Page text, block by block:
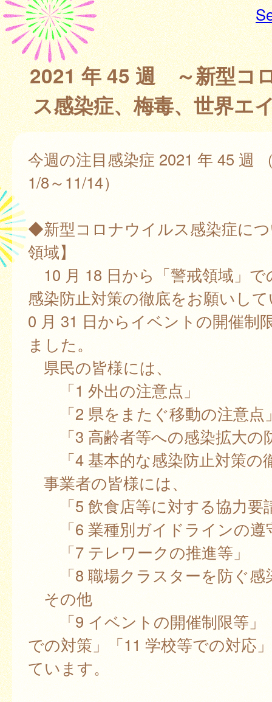
2021 年 45 週 ～新型コ
ス感染症、梅毒、世界エ
今週の注目感染症 2021 年 45 週
1/8～11/14）
◆新型コロナウイルス感染症に
領域】
10 月 18 日から「警戒領域」で
感染防止対策の徹底をお願いし
0 月 31 日からイベントの開催制
ました。
県民の皆様には、
「1 外出の注意点」
「2 県をまたぐ移動の注意点
「3 高齢者等への感染拡大の
「4 基本的な感染防止対策の
事業者の皆様には、
「5 飲食店等に対する協力要
「6 業種別ガイドラインの遵
「7 テレワークの推進等」
「8 職場クラスターを防ぐ感
その他
「9 イベントの開催制限等」
での対策」「11 学校等での対応
ています。